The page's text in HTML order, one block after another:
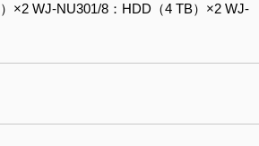
×2 WJ-NU301/8：HDD（4 TB）×2 WJ-